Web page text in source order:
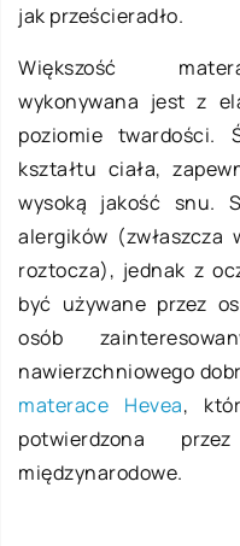
jak prześcieradło.
Większość
wykonywana jest z
poziomie twardości.
kształtu ciała,
wysoką jakość snu.
alergików
roztocza), jednak z
być używane przez
osób
nawierzchniowego
materace Hevea,
potwierdzona
międzynarodowe.